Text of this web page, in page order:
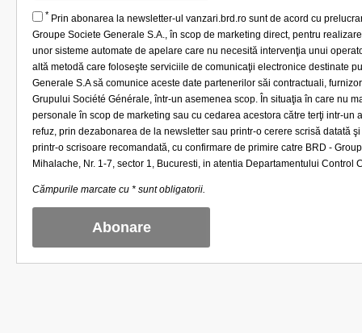
* Prin abonarea la newsletter-ul vanzari.brd.ro sunt de acord cu
Groupe Societe Generale S.A., în scop de marketing direct, pentru
unor sisteme automate de apelare care nu necesită intervenţia unui
altă metodă care foloseşte serviciile de comunicaţii electronice destinate
Generale S.A să comunice aceste date partenerilor săi contractuali,
Grupului Société Générale, într-un asemenea scop. În situaţia în care nu
personale în scop de marketing sau cu cedarea acestora către terţi intr-un
refuz, prin dezabonarea de la newsletter sau printr-o cerere scrisă datată
printr-o scrisoare recomandată, cu confirmare de primire catre BRD -
Mihalache, Nr. 1-7, sector 1, Bucuresti, in atentia Departamentului Control
Cămpurile marcate cu * sunt obligatorii.